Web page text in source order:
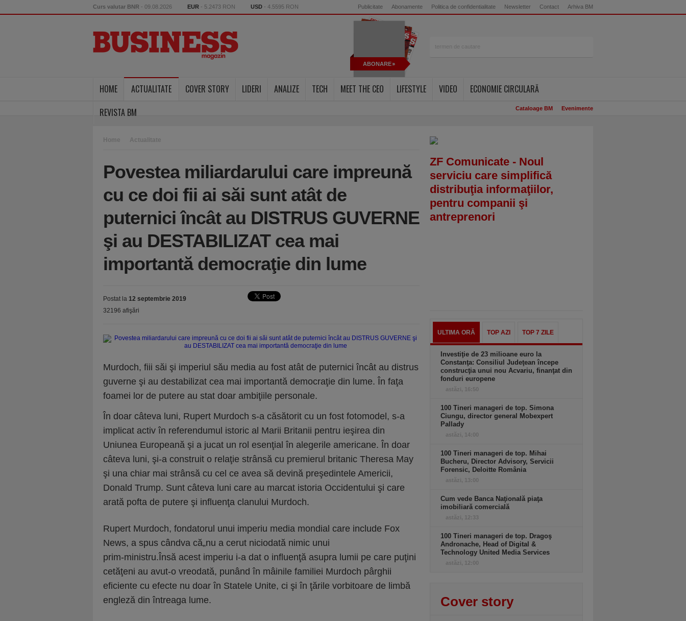
Curs valutar BNR - 09.08.2026 EUR - 5.2473 RON USD - 4.5595 RON Publicitate Abonamente Politica de confidentialitate Newsletter Contact Arhiva BM
ABONARE
HOME ACTUALITATE COVER STORY LIDERI ANALIZE TECH MEET THE CEO LIFESTYLE VIDEO
ECONOMIE CIRCULARĂ
REVISTA BM
Cataloage BM Evenimente
Home Actualitate
Povestea miliardarului care impreună
cu ce doi fii ai săi sunt atât de
puternici încât au DISTRUS GUVERNE
şi au DESTABILIZAT cea mai
importantă democraţie din lume
Postat la 12 septembrie 2019
32196 afişări
Murdoch, fiii săi şi imperiul său media au fost atât de puternici încât au distrus
guverne şi au destabilizat cea mai importantă democraţie din lume. În faţa
foamei lor de putere au stat doar ambiţiile personale.
În doar câteva luni, Rupert Murdoch s-a căsătorit cu un fost fotomodel, s-a
implicat activ în referendumul istoric al Marii Britanii pentru ieşirea din
Uniunea Europeană şi a jucat un rol esenţial în alegerile americane. În doar
câteva luni, şi-a construit o relaţie strânsă cu premierul britanic Theresa May
şi una chiar mai strânsă cu cel ce avea să devină preşedintele Americii,
Donald Trump. Sunt câteva luni care au marcat istoria Occidentului şi care
arată pofta de putere şi influenţa clanului Murdoch.
Rupert Murdoch, fondatorul unui imperiu media mondial care include Fox
News, a spus cândva că„nu a cerut niciodată nimic unui
prim-ministru.Însă acest imperiu i-a dat o influenţă asupra lumii pe care puţini
cetăţeni au avut-o vreodată, punând în mâinile familiei Murdoch pârghii
eficiente cu efecte nu doar în Statele Unite, ci şi în ţările vorbitoare de limbă
engleză din întreaga lume.
ZF Comunicate - Noul
serviciu care simplifică
distribuţia informaţiilor,
pentru companii şi
antreprenori
ULTIMA ORĂ TOP AZI TOP 7 ZILE
Investiţie de 23 milioane euro la
Constanţa: Consiliul Judeţean începe
construcţia unui nou Acvariu, finanţat din
fonduri europene
astăzi, 16:50
100 Tineri manageri de top. Simona
Ciungu, director general Mobexpert
Pallady
astăzi, 14:00
100 Tineri manageri de top. Mihai
Bucheru, Director Advisory, Servicii
Forensic, Deloitte România
astăzi, 13:00
Cum vede Banca Naţională piaţa
imobiliară comercială
astăzi, 12:33
100 Tineri manageri de top. Dragoş
Andronache, Head of Digital &
Technology United Media Services
astăzi, 12:00
Cover story